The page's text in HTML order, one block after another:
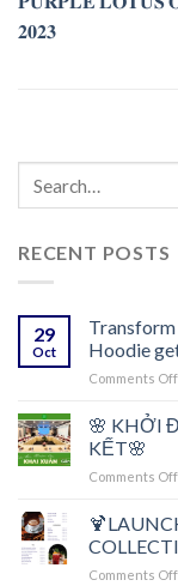
𝟐𝟎𝟐𝟑
RECENT POSTS
29
Oct
Hoodie
Comments Off
🌸 KHỞI
KẾT🌸
Comments Off
Comments Off